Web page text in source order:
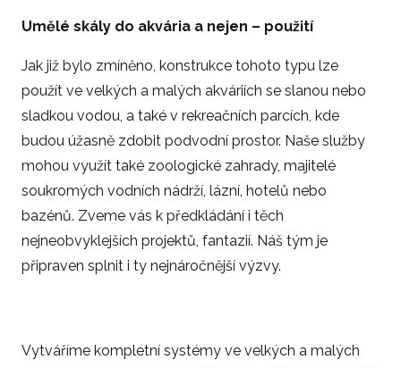
Umělé skály do akvária a nejen – použití
Jak již bylo zmíněno, konstrukce tohoto typu lze
použít ve velkých a malých akváriích se slanou nebo
sladkou vodou, a také v rekreačních parcích, kde
budou úžasně zdobit podvodní prostor. Naše služby
mohou využít také zoologické zahrady, majitelé
soukromých vodních nádrží, lázní, hotelů nebo
bazénů. Zveme vás k předkládání i těch
nejneobvyklejších projektů, fantazií. Náš tým je
připraven splnit i ty nejnáročnější výzvy.
Vytváříme kompletní systémy ve velkých a malých